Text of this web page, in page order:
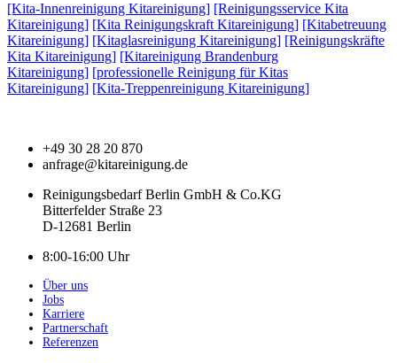
[Kita-Innenreinigung Kitareinigung] [Reinigungsservice Kita
Kitareinigung] [Kita Reinigungskraft Kitareinigung] [Kitabetreuung
Kitareinigung] [Kitaglasreinigung Kitareinigung] [Reinigungskräfte
Kita Kitareinigung] [Kitareinigung Brandenburg
Kitareinigung] [professionelle Reinigung für Kitas
Kitareinigung] [Kita-Treppenreinigung Kitareinigung]
+49 30 28 20 870
anfrage@kitareinigung.de
Reinigungsbedarf Berlin GmbH & Co.KG
Bitterfelder Straße 23
D-12681 Berlin
8:00-16:00 Uhr
Über uns
Jobs
Karriere
Partnerschaft
Referenzen